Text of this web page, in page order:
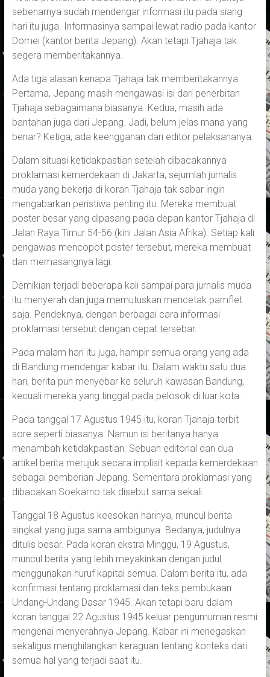
sebenarnya sudah mendengar informasi itu pada siang
hari itu juga. Informasinya sampai lewat radio pada kantor
Domei (kantor berita Jepang). Akan tetapi Tjahaja tak
segera memberitakannya.
Ada tiga alasan kenapa Tjahaja tak memberitakannya.
Pertama, Jepang masih mengawasi isi dari penerbitan
Tjahaja sebagaimana biasanya. Kedua, masih ada
bantahan juga dari Jepang. Jadi, belum jelas mana yang
benar? Ketiga, ada keengganan dari editor pelaksananya.
Dalam situasi ketidakpastian setelah dibacakannya
proklamasi kemerdekaan di Jakarta, sejumlah jurnalis
muda yang bekerja di koran Tjahaja tak sabar ingin
mengabarkan peristiwa penting itu. Mereka membuat
poster besar yang dipasang pada depan kantor Tjahaja di
Jalan Raya Timur 54-56 (kini Jalan Asia Afrika). Setiap kali
pengawas mencopot poster tersebut, mereka membuat
dan memasangnya lagi.
Demikian terjadi beberapa kali sampai para jurnalis muda
itu menyerah dan juga memutuskan mencetak pamflet
saja. Pendeknya, dengan berbagai cara informasi
proklamasi tersebut dengan cepat tersebar.
Pada malam hari itu juga, hampir semua orang yang ada
di Bandung mendengar kabar itu. Dalam waktu satu dua
hari, berita pun menyebar ke seluruh kawasan Bandung,
kecuali mereka yang tinggal pada pelosok di luar kota.
Pada tanggal 17 Agustus 1945 itu, koran Tjahaja terbit
sore seperti biasanya. Namun isi beritanya hanya
menambah ketidakpastian. Sebuah editorial dan dua
artikel berita merujuk secara implisit kepada kemerdekaan
sebagai pemberian Jepang. Sementara proklamasi yang
dibacakan Soekarno tak disebut sama sekali.
Tanggal 18 Agustus keesokan harinya, muncul berita
singkat yang juga sama ambigunya. Bedanya, judulnya
ditulis besar. Pada koran ekstra Minggu, 19 Agustus,
muncul berita yang lebih meyakinkan dengan judul
menggunakan huruf kapital semua. Dalam berita itu, ada
konfirmasi tentang proklamasi dan teks pembukaan
Undang-Undang Dasar 1945. Akan tetapi baru dalam
koran tanggal 22 Agustus 1945 keluar pengumuman resmi
mengenai menyerahnya Jepang. Kabar ini menegaskan
sekaligus menghilangkan keraguan tentang konteks dari
semua hal yang terjadi saat itu.